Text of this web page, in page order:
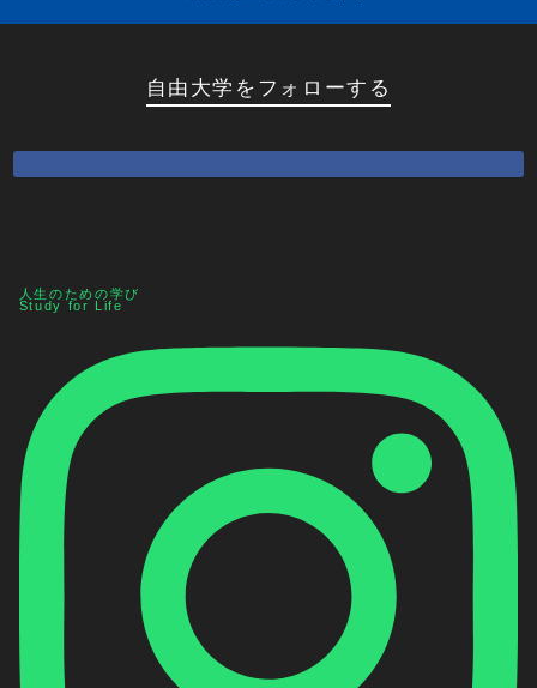
自由大学をフォローする
人生のための学び
Study for Life